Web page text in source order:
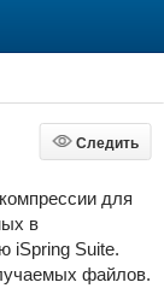
Следить
Следить
для
в
iSpring Suite.
файлов.